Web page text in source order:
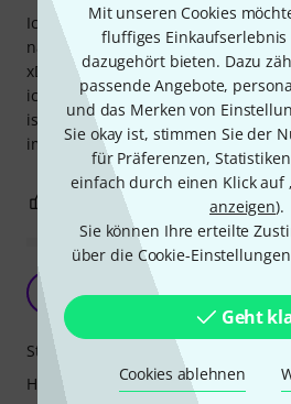
Mit unseren Cookies
fluffiges
dazugehört bieten. Dazu
passende Angebote,
und das Merken von
Sie okay ist, stimmen Sie der
für Präferenzen,
einfach durch einen Klick auf
anzeigen).
Sie können Ihre erteilte
über die Cookie-
Geht
Cookies ablehnen
Ich hatte bis vor zwei Jahren einen
nach einer Zeit langsam aber sicher
xD Dann habe ich mich für dieses
ich muss sagen, ich bin sehr
ist gut und nach fast 2 Jahren ist
immer noch nicht beschädigt!
0 BEWERTUNG
so wie es sein soll
Stabilität
Handling